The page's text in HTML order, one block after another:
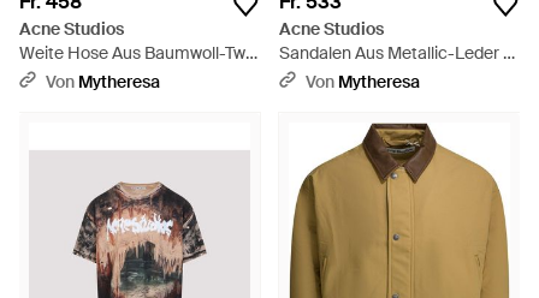
Acne Studios
Weite Hose Aus Baumwoll-Twill
- Natur
Von Mytheresa
Acne Studios
Sandalen Aus Metallic-Leder -
Mettallic
Von Mytheresa